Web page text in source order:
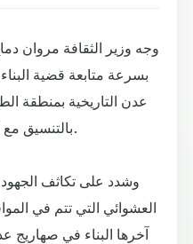
وجه وزير الثقافة مروان
بسرعة متابعة قضية
عدن التاريخية بمنطقة
بالتنسيق مع السلطة المحلية في المحافظة.
وشدد على تكاثف
العشوائي التي تتم في
آخرها البناء في صهاريج